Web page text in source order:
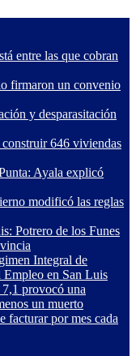
entre las que cobran
firmaron un convenio
y desparasitación
646 viviendas
Ayala explicó
modificó las reglas
Potrero de los Funes
Integral de
en San Luis
provocó una
un muerto
facturar por mes cada